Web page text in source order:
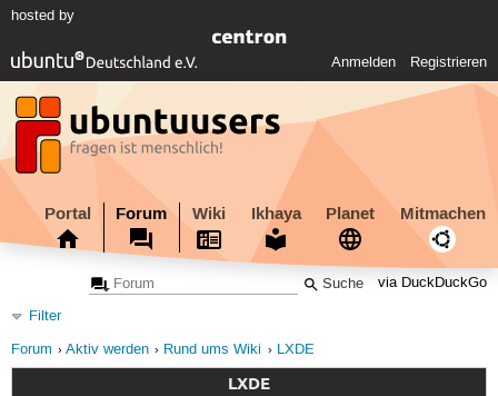
hosted by
Anmelden Registrieren
Portal Forum Wiki Ikhaya Planet Mitmachen
via DuckDuckGo
Filter
Forum
Aktiv werden Rund ums Wiki LXDE
LXDE